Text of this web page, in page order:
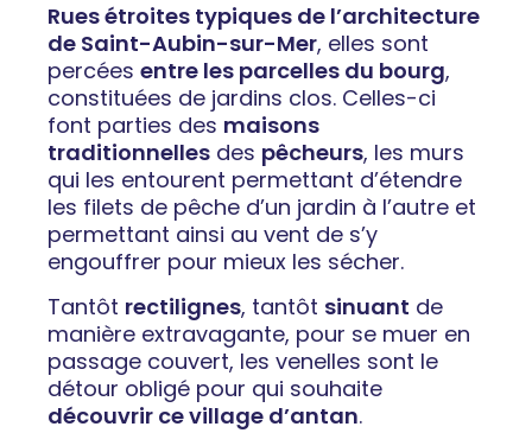
Rues étroites typiques de l’architecture
de Saint-Aubin-sur-Mer, elles sont
percées entre les parcelles du bourg,
constituées de jardins clos. Celles-ci
font parties des maisons
traditionnelles des pêcheurs, les murs
qui les entourent permettant d’étendre
les filets de pêche d’un jardin à l’autre et
permettant ainsi au vent de s’y
engouffrer pour mieux les sécher.
Tantôt rectilignes, tantôt sinuant de
manière extravagante, pour se muer en
passage couvert, les venelles sont le
détour obligé pour qui souhaite
découvrir ce village d’antan.